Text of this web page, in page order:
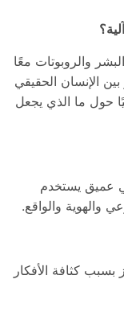
والروبوتات معًا
الإنسان الحقيقي
حول ما الذي يجعل
عميق يستخدم
والهوية والواقع.
كثافة الأفكار